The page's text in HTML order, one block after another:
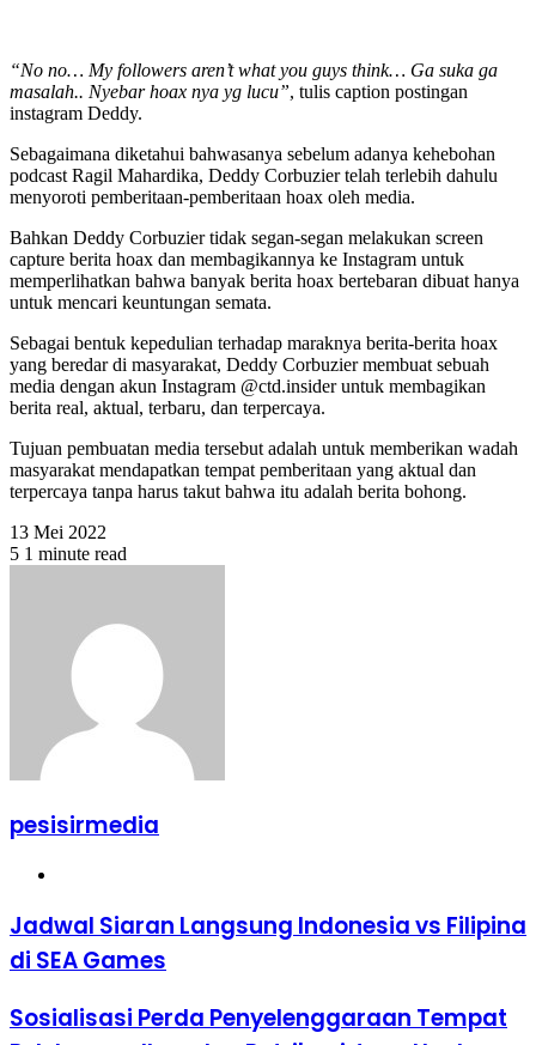
“No no… My followers aren’t what you guys think… Ga suka ga
masalah.. Nyebar hoax nya yg lucu”, tulis caption postingan
instagram Deddy.
Sebagaimana diketahui bahwasanya sebelum adanya kehebohan
podcast Ragil Mahardika, Deddy Corbuzier telah terlebih dahulu
menyoroti pemberitaan-pemberitaan hoax oleh media.
Bahkan Deddy Corbuzier tidak segan-segan melakukan screen
capture berita hoax dan membagikannya ke Instagram untuk
memperlihatkan bahwa banyak berita hoax bertebaran dibuat hanya
untuk mencari keuntungan semata.
Sebagai bentuk kepedulian terhadap maraknya berita-berita hoax
yang beredar di masyarakat, Deddy Corbuzier membuat sebuah
media dengan akun Instagram @ctd.insider untuk membagikan
berita real, aktual, terbaru, dan terpercaya.
Tujuan pembuatan media tersebut adalah untuk memberikan wadah
masyarakat mendapatkan tempat pemberitaan yang aktual dan
terpercaya tanpa harus takut bahwa itu adalah berita bohong.
13 Mei 2022
5 1 minute read
pesisirmedia
Jadwal Siaran Langsung Indonesia vs Filipina
di SEA Games
Sosialisasi Perda Penyelenggaraan Tempat